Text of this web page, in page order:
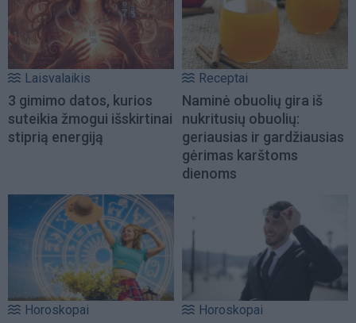
Laisvalaikis
3 gimimo datos, kurios
suteikia žmogui išskirtinai
stiprią energiją
Receptai
Naminė obuolių gira iš
nukritusių obuolių:
geriausias ir gardžiausias
gėrimas karštoms
dienoms
Horoskopai Horoskopai